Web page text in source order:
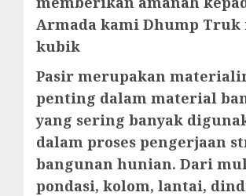
Armada kami Dhump Truk
kubik
Pasir merupakan
penting dalam material
yang sering banyak
dalam proses pengerjaan
bangunan hunian. Dari
pondasi, kolom, lantai,